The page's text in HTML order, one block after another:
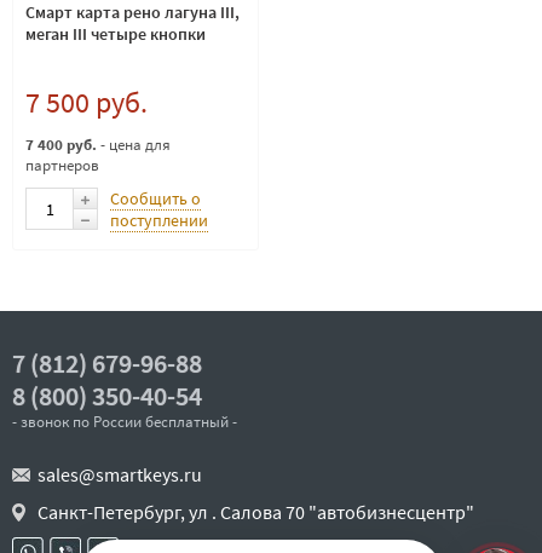
Смарт карта рено лагуна III,
меган III четыре кнопки
7 500 руб.
7 400 руб. - цена для
партнеров
Сообщить о
поступлении
7 (812) 679-96-88
8 (800) 350-40-54
- звонок по России бесплатный -
sales@smartkeys.ru
Санкт-Петербург, ул . Салова 70 "автобизнесцентр"